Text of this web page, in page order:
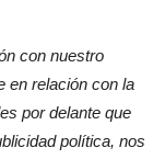
con nuestro
en relación con la
por delante que
política, nos